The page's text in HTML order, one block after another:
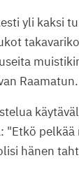
yli kaksi
Raamatun.
pelkää
hänen